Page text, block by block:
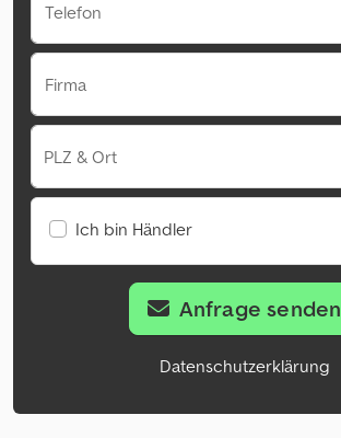
Telefon
Firma
PLZ & Ort
Ich bin Händler
Anfrage senden
Datenschutzerklärung